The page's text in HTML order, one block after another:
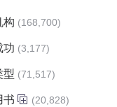
构 (168,700)
功 (3,177)
型 (71,517)
书 (20,828)